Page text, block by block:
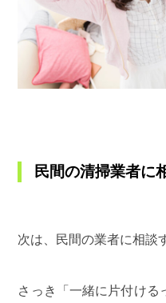
民間の清掃業者に
次は、民間の業者に相談
さっき「一緒に片付ける